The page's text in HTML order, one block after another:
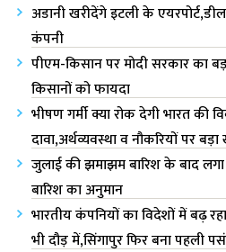
अडानी खरीदेंगे इटली के
कंपनी
पीएम-किसान पर मोदी सरकार का
किसानों को फायदा
भीषण गर्मी क्या रोक देगी भारत की
दावा,अर्थव्यवस्था व नौकरियों पर बड़ा
जुलाई की झमाझम बारिश के बाद
बारिश का अनुमान
भारतीय कंपनियों का विदेशों में बढ़
भी दौड़ में,सिंगापुर फिर बना पहली